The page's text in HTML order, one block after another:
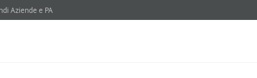
Aziende e PA